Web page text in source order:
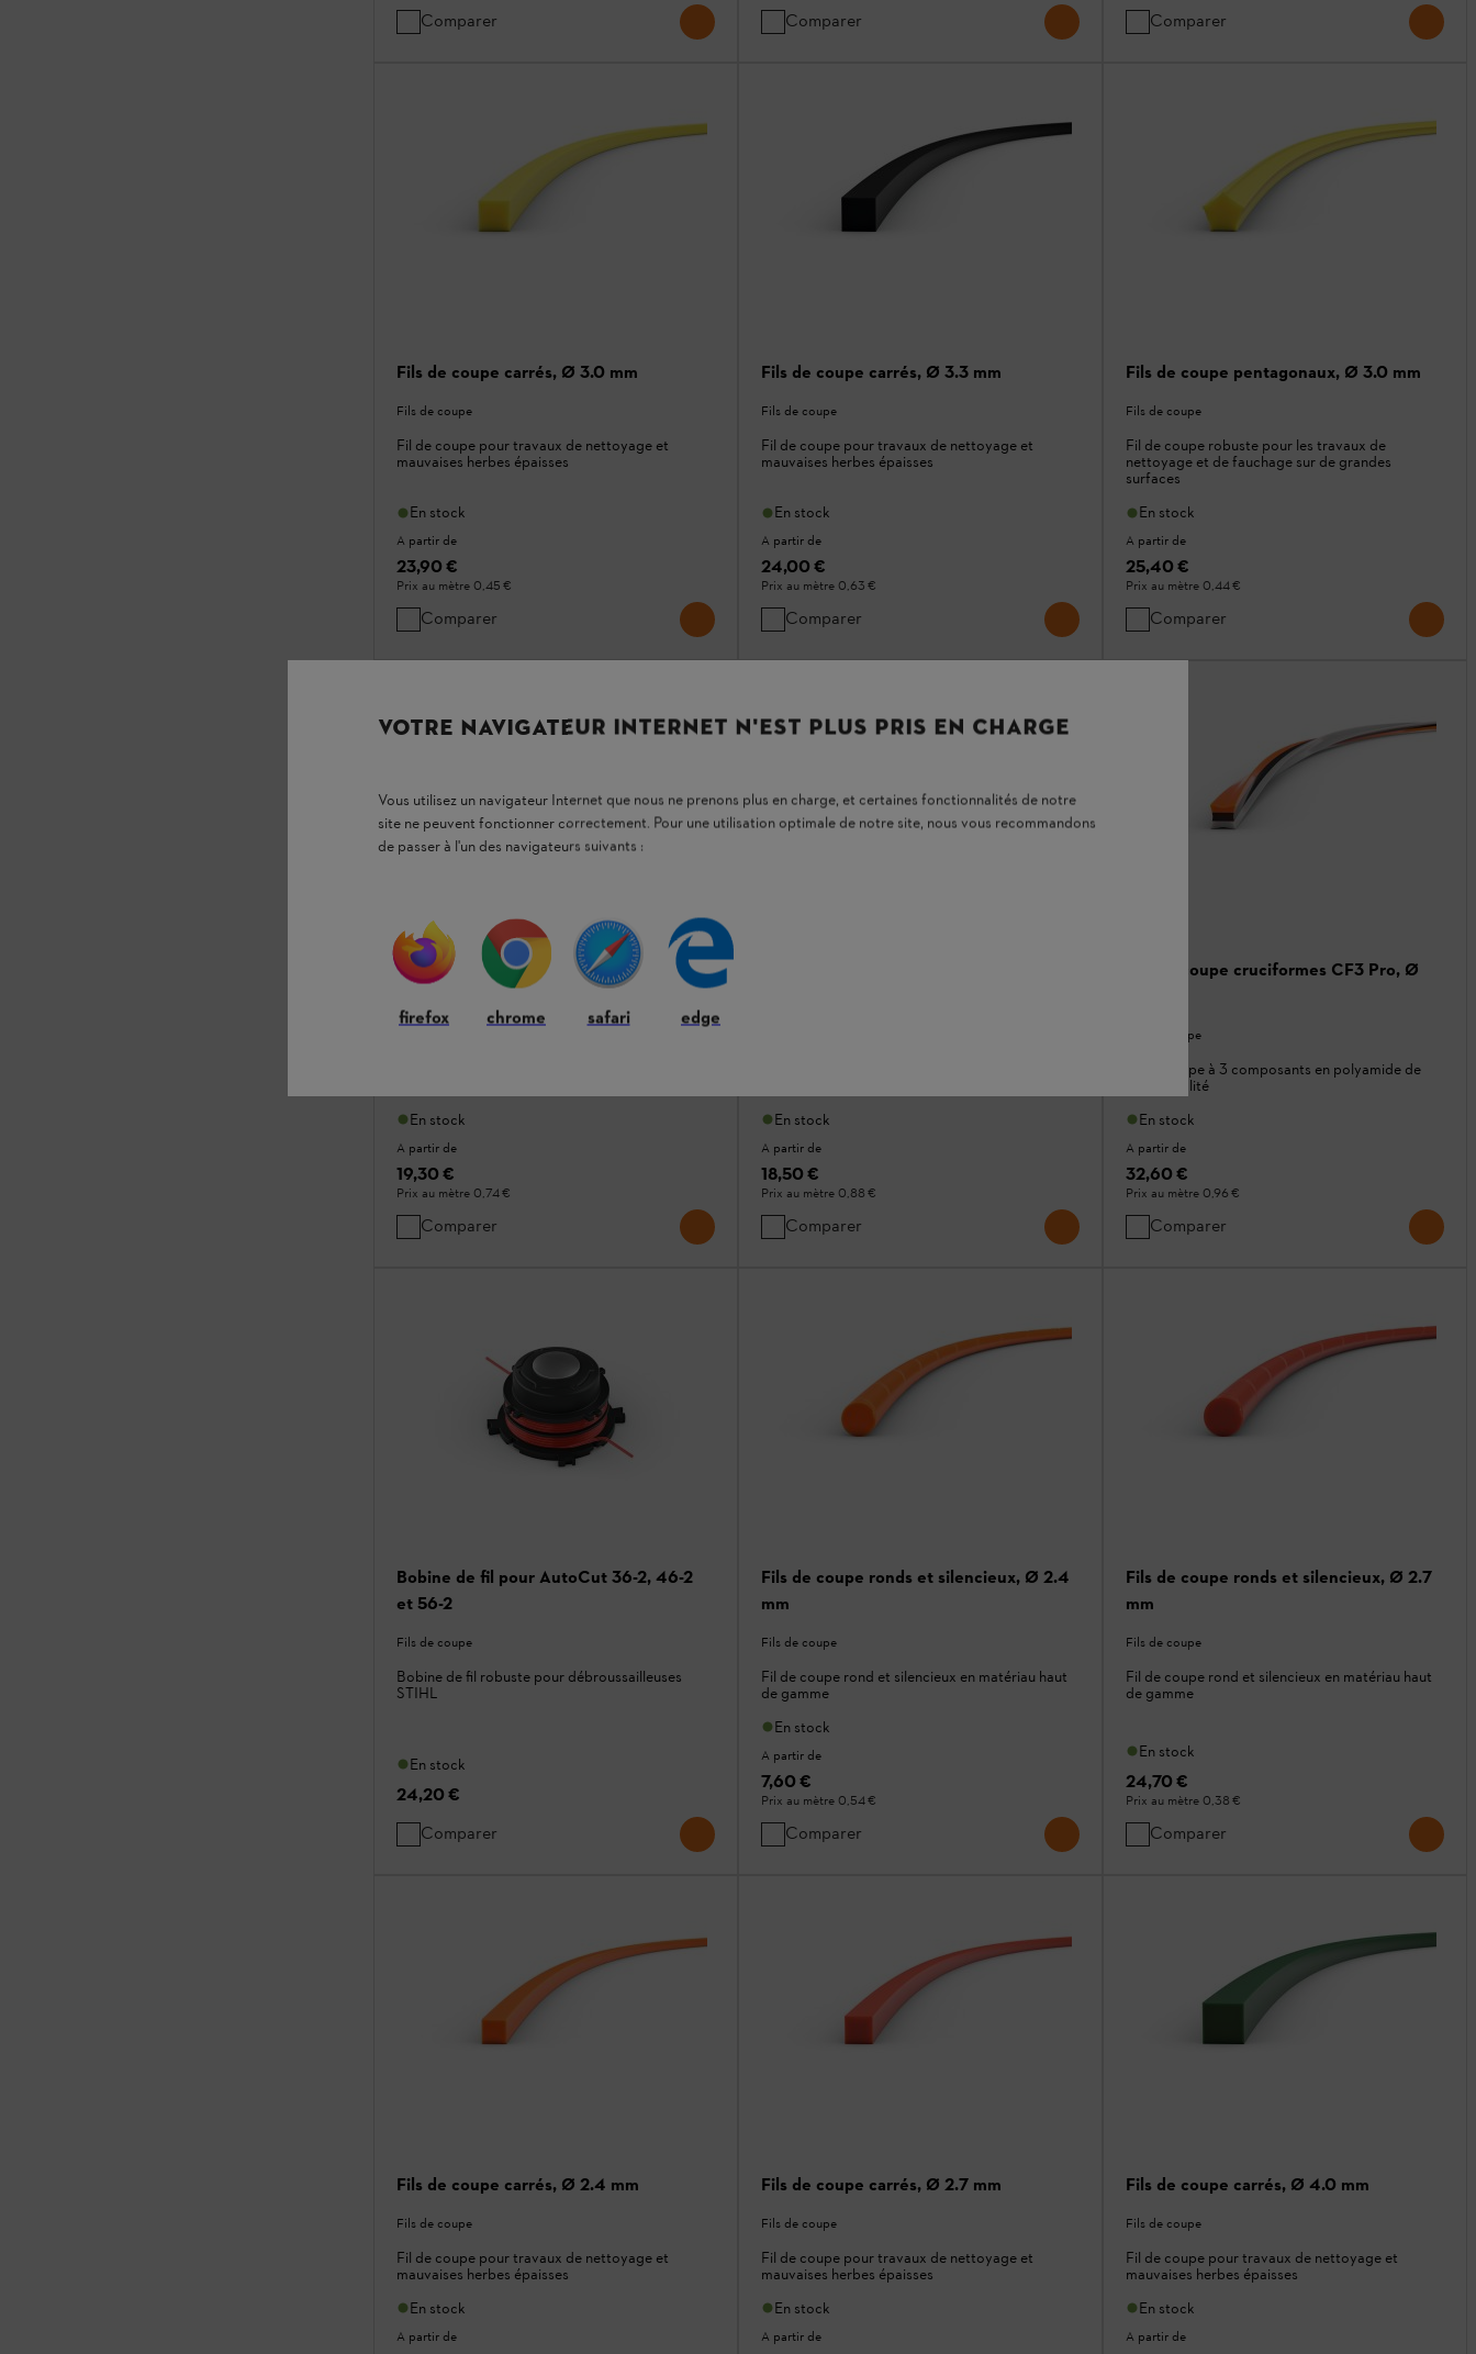
Comparer Comparer Comparer
Fils de coupe carrés, Ø 3.0 mm
Fils de coupe
Fil de coupe pour travaux de nettoyage et
mauvaises herbes épaisses
En stock
A partir de
23,90 €
Prix au mètre 0,45 €
Comparer
Fils de coupe carrés, Ø 3.3 mm
Fils de coupe
Fil de coupe pour travaux de nettoyage et
mauvaises herbes épaisses
En stock
A partir de
24,00 €
Prix au mètre 0,63 €
Comparer
Fils de coupe pentagonaux, Ø 3.0 mm
Fils de coupe
Fil de coupe robuste pour les travaux de
nettoyage et de fauchage sur de grandes
surfaces
En stock
A partir de
25,40 €
Prix au mètre 0,44 €
Comparer
Fils de coupe cruciformes CF3 Pro, Ø
En stock
A partir de
19,30 €
Prix au mètre 0,74 €
Comparer
En stock
A partir de
18,50 €
Prix au mètre 0,88 €
Comparer
Fils de coupe cruciformes CF3 Pro, Ø
Fils de coupe
Fil de coupe à 3 composants en polyamide de
haute qualité
En stock
A partir de
32,60 €
Prix au mètre 0,96 €
Comparer
Bobine de fil pour AutoCut 36-2, 46-2
et 56-2
Fils de coupe
Bobine de fil robuste pour débroussailleuses
STIHL
En stock
24,20 €
Comparer
Fils de coupe ronds et silencieux, Ø 2.4
mm
Fils de coupe
Fil de coupe rond et silencieux en matériau haut
de gamme
En stock
A partir de
7,60 €
Prix au mètre 0,54 €
Comparer
Fils de coupe ronds et silencieux, Ø 2.7
mm
Fils de coupe
Fil de coupe rond et silencieux en matériau haut
de gamme
En stock
24,70 €
Prix au mètre 0,38 €
Comparer
Fils de coupe carrés, Ø 2.4 mm
Fils de coupe
Fil de coupe pour travaux de nettoyage et
mauvaises herbes épaisses
En stock
A partir de
Fils de coupe carrés, Ø 2.7 mm
Fils de coupe
Fil de coupe pour travaux de nettoyage et
mauvaises herbes épaisses
En stock
A partir de
Fils de coupe carrés, Ø 4.0 mm
Fils de coupe
Fil de coupe pour travaux de nettoyage et
mauvaises herbes épaisses
En stock
A partir de
VOTRE NAVIGATEUR INTERNET N'EST PLUS PRIS EN CHARGE
Vous utilisez un navigateur Internet que nous ne prenons plus en charge, et certaines fonctionnalités de notre
site ne peuvent fonctionner correctement. Pour une utilisation optimale de notre site, nous vous recommandons
de passer à l'un des navigateurs suivants :
firefox chrome safari edge